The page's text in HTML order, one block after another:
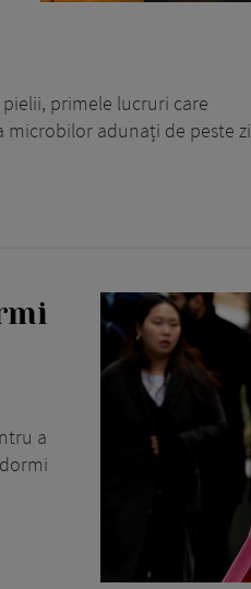
primele lucruri care
microbilor adunați de peste zi
a